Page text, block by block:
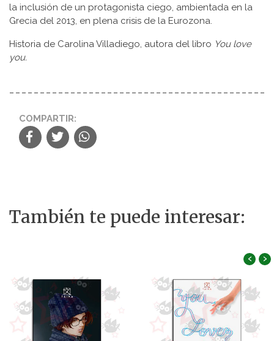
la inclusión de un protagonista ciego, ambientada en la
Grecia del 2013, en plena crisis de la Eurozona.
Historia de Carolina Villadiego, autora del libro You love
you.
COMPARTIR:
También te puede interesar:
‹ ›